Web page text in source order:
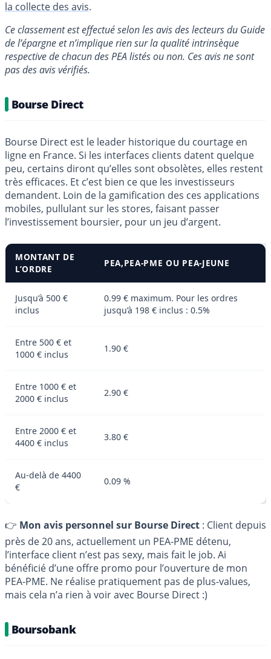
la collecte des avis.
Ce classement est effectué selon les avis des lecteurs du Guide
de l’épargne et n’implique rien sur la qualité intrinsèque
respective de chacun des PEA listés ou non. Ces avis ne sont
pas des avis vérifiés.
Bourse Direct
Bourse Direct est le leader historique du courtage en
ligne en France. Si les interfaces clients datent quelque
peu, certains diront qu’elles sont obsolètes, elles restent
très efficaces. Et c’est bien ce que les investisseurs
demandent. Loin de la gamification des ces applications
mobiles, pullulant sur les stores, faisant passer
l’investissement boursier, pour un jeu d’argent.
MONTANT DE
L’ORDRE
PEA,PEA-PME OU PEA-JEUNE
Jusqu’à 500 €
inclus
0.99 € maximum. Pour les ordres
jusqu’à 198 € inclus : 0.5%
Entre 500 € et
1000 € inclus
1.90 €
Entre 1000 € et
2000 € inclus
2.90 €
Entre 2000 € et
4400 € inclus
3.80 €
Au-delà de 4400
€
0.09 %
👉 Mon avis personnel sur Bourse Direct : Client depuis
près de 20 ans, actuellement un PEA-PME détenu,
l’interface client n’est pas sexy, mais fait le job. Ai
bénéficié d’une offre promo pour l’ouverture de mon
PEA-PME. Ne réalise pratiquement pas de plus-values,
mais cela n’a rien à voir avec Bourse Direct :)
Boursobank